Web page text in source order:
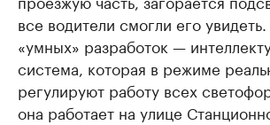
все водители смогли его
«умных» разработок —
система, которая в режиме
регулируют работу всех
она работает на улице